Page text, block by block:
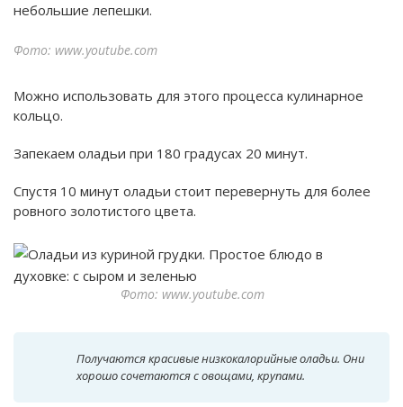
небольшие лепешки.
Фото: www.youtube.com
Можно использовать для этого процесса кулинарное
кольцо.
Запекаем оладьи при 180 градусах 20 минут.
Спустя 10 минут оладьи стоит перевернуть для более
ровного золотистого цвета.
Фото: www.youtube.com
Получаются красивые низкокалорийные оладьи. Они
хорошо сочетаются с овощами, крупами.